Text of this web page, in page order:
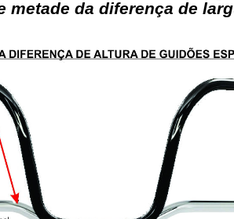
metade da diferença de